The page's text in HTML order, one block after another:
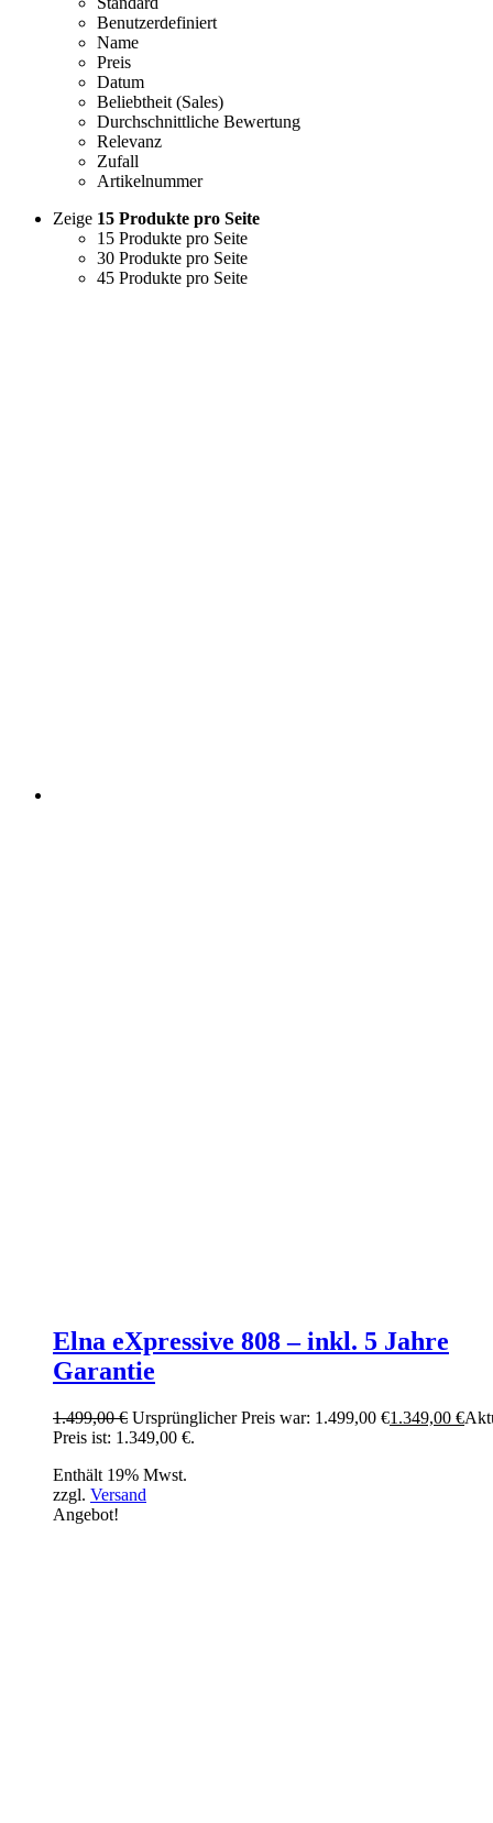
Benutzerdefiniert
Name
Preis
Datum
Beliebtheit (Sales)
Durchschnittliche Bewertung
Relevanz
Zufall
Artikelnummer
Zeige 15 Produkte pro Seite
15 Produkte pro Seite
30 Produkte pro Seite
45 Produkte pro Seite
Elna eXpressive 808 – inkl. 5 Jahre
Garantie
1.499,00€ Ursprünglicher Preis war: 1.499,00 €1.349,00 €
Preis ist: 1.349,00 €.
Enthält 19% Mwst.
zzgl. Versand
Angebot!